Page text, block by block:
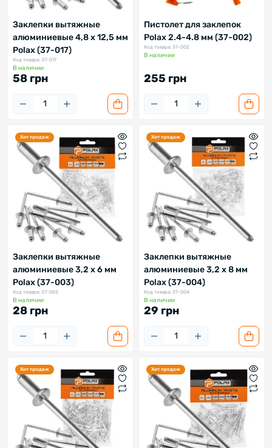
Заклепки вытяжные
алюминиевые 4,8 х 12,5 мм
Polax (37-017)
Код товара: 37-017
В наличии
58 грн
Пистолет для заклепок
Polax 2.4-4.8 мм (37-002)
Код товара: 37-002
В наличии
255 грн
Хит продаж
Заклепки вытяжные
алюминиевые 3,2 х 6 мм
Polax (37-003)
Код товара: 37-003
В наличии
28 грн
Хит продаж
Заклепки вытяжные
алюминиевые 3,2 х 8 мм
Polax (37-004)
Код товара: 37-004
В наличии
29 грн
Хит продаж Хит продаж